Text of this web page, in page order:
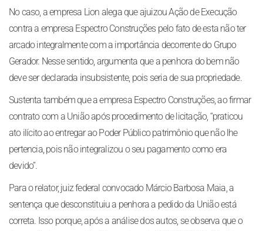
No caso, a empresa Lion alega que ajuizou Ação de Execução
contra a empresa Espectro Construções pelo fato de esta não ter
arcado integralmente com a importância decorrente do Grupo
Gerador. Nesse sentido, argumenta que a penhora do bem não
deve ser declarada insubsistente, pois seria de sua propriedade.
Sustenta também que a empresa Espectro Construções, ao firmar
contrato com a União após procedimento de licitação, “praticou
ato ilícito ao entregar ao Poder Público patrimônio que não lhe
pertencia, pois não integralizou o seu pagamento como era
devido”.
Para o relator, juiz federal convocado Márcio Barbosa Maia, a
sentença que desconstituiu a penhora a pedido da União está
correta. Isso porque, após a análise dos autos, se observa que o